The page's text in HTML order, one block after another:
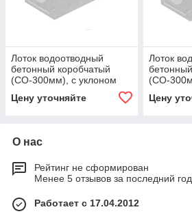
Лоток водоотводный
бетонный коробчатый
(СО-300мм), с уклоном
100.44(30).50(43) - BGМ,
Цену уточняйте
Лоток
(СО-
Цену
О нас
Рейтинг не сформирован
Менее 5 отзывов за последний год
Работает с 17.04.2012